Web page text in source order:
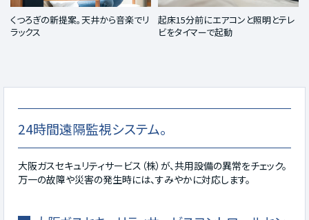
くつろぎの新提案。天井から音楽でリ
ラックス
起床15分前にエアコンと照明とテレ
ビをタイマーで起動
24時間遠隔監視システム。
大阪ガスセキュリティサービス（株）が、共用設備の異常をチェック。
万一の故障や災害の発生時には、すみやかに対応します。